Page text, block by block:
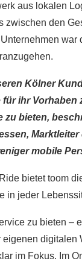
aus lokalen
zwischen den
war
Kölner
ihr
zu bieten,
mobile
bietet toom
in jeder
zu bieten –
digitalen
im Fokus. Im